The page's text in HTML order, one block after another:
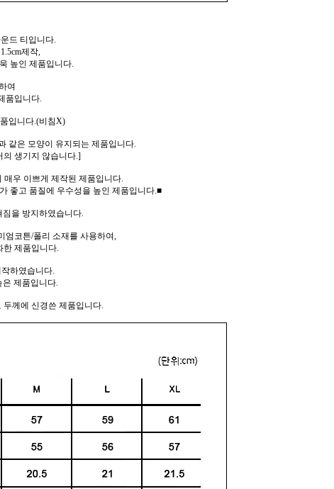
드 티입니다.
제작,
높인 제품입니다.
여
품입니다.
입니다.(비침X)
같은 모양이 유지되는 제품입니다.
의 생기지 않습니다.]
우 이쁘게 제작된 제품입니다.
좋고 품질에 우수성을 높인 제품입니다.■
을 방지하였습니다.
엄코튼/폴리 소재를 사용하여,
한 제품입니다.
하였습니다.
제품입니다.
께에 신경쓴 제품입니다.